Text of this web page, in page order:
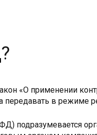
«О применении
передавать в
подразумевается